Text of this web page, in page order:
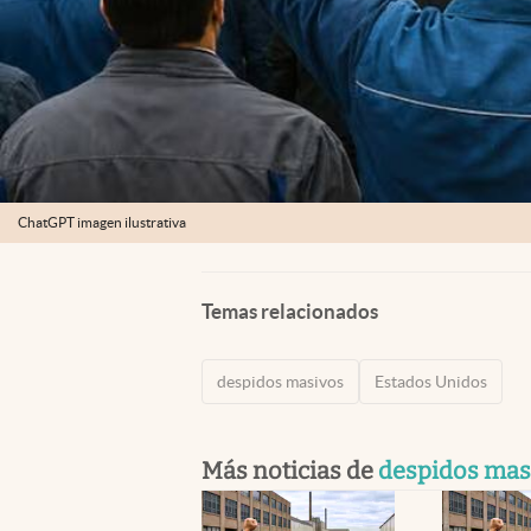
ChatGPT imagen ilustrativa
Temas relacionados
despidos masivos Estados Unidos
Más noticias de despidos